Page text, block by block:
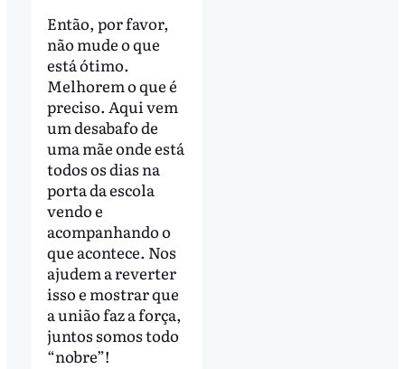
Então, por favor,
não mude o que
está ótimo.
Melhorem o que é
preciso. Aqui vem
um desabafo de
uma mãe onde está
todos os dias na
porta da escola
vendo e
acompanhando o
que acontece. Nos
ajudem a reverter
isso e mostrar que
a união faz a força,
juntos somos todo
“nobre”!